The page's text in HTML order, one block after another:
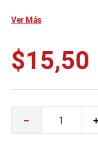
Ver Más
$15,50
－
7.
comoda
9.
havana master
10. camas